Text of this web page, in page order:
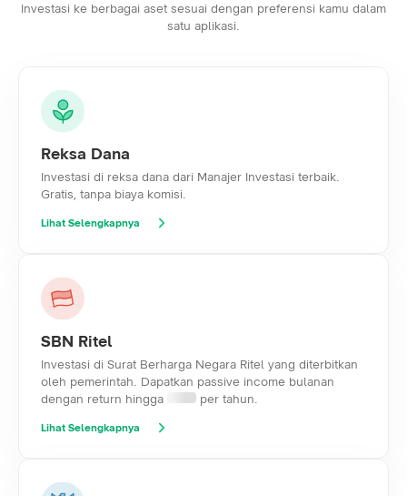
Investasi ke berbagai aset sesuai dengan preferensi kamu dalam
satu aplikasi.
Reksa Dana
Investasi di reksa dana dari Manajer Investasi terbaik.
Gratis, tanpa biaya komisi.
Lihat Selengkapnya
SBN Ritel
Investasi di Surat Berharga Negara Ritel yang diterbitkan
oleh pemerintah. Dapatkan passive income bulanan
dengan return hingga
per tahun.
Lihat Selengkapnya